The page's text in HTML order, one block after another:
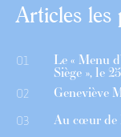
Articles les
01 Le « Menu
Siège », le
02 Geneviève
03 Au cœur de